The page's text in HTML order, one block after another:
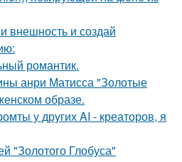
внешность и создай
романтик.
анри Матисса "Золотые
образе.
у других AI - креаторов, я
"Золотого Глобуса"